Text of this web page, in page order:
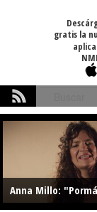
gratis la
Buscar
Anna Millo: